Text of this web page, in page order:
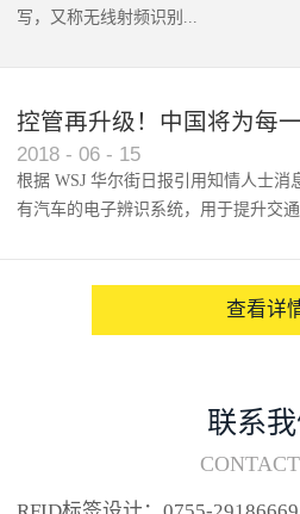
写，又称无线射频识别...
控管再升级！中国将为每
架构辨识系统
2018 - 06 - 15
根据 WSJ 华尔街日报引用知情人士消
有汽车的电子辨识系统，用于提升交
查看详
联系我